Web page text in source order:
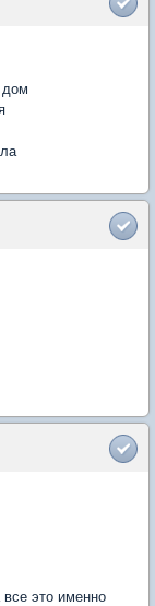
дом
это именно